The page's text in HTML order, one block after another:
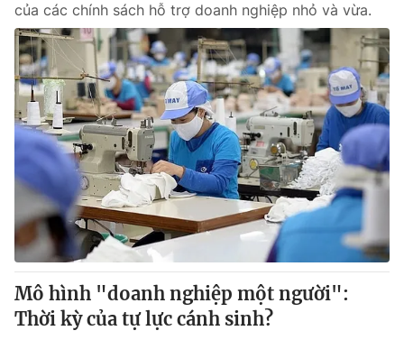
Hậu trường
Nhân vật
Khán giả
Giải sao mai
Điện ảnh
Âm nhạc
Sao
Đời sống
Du lịch
Làm đẹp
Chất lượng cuộc sống
Giáo dục
Tuyển sinh
Học trực tuyến
Công nghệ
Hitech Công nghệ tương lai
Sản phẩm
Thị trường
Tư vấn
Giao lưu trực tuyến
Lịch phát sóng
Chuyên mục khác
của các chính sách hỗ trợ doanh nghiệp nhỏ và vừa.
Mô hình "doanh nghiệp một người":
Thời kỳ của tự lực cánh sinh?